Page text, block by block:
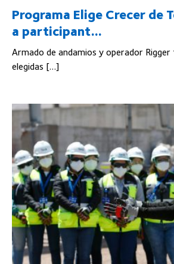
Programa Elige Crecer de
a participant...
Armado de andamios y operador
elegidas […]